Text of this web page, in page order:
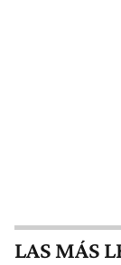
LAS MÁS